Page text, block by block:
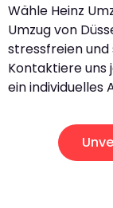
Wähle Heinz
Umzug von
stressfreien
Kontaktiere uns
ein individuelles